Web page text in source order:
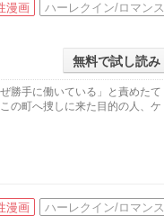
漫画 ハーレクイン/ロマンス
無料で試し読み
勝手に働いている」と責めたて
の町へ捜しに来た目的の人、ケ
漫画 ハーレクイン/ロマンス